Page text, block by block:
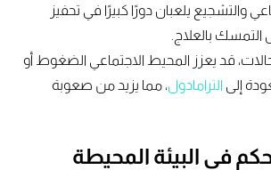
والتشجيع يلعبان دورًا كبيرًا في تحفيز
بالعلاج.
قد يعزز المحيط الاجتماعي الضغوط أو
إلى
الترامادول ، مما يزيد من صعوبة